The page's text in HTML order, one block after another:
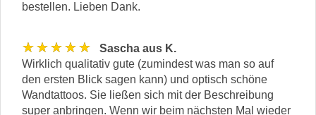
bestellen. Lieben Dank.
★★★★★
Sascha aus K.
Wirklich qualitativ gute (zumindest was man so auf
den ersten Blick sagen kann) und optisch schöne
Wandtattoos. Sie ließen sich mit der Beschreibung
super anbringen. Wenn wir beim nächsten Mal wieder